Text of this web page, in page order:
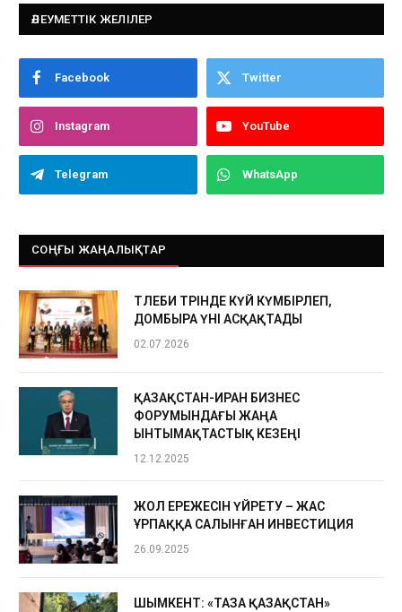
ӘЛЕУМЕТТІК ЖЕЛІЛЕР
Facebook Twitter
Instagram YouTube
Telegram WhatsApp
СОҢҒЫ ЖАҢАЛЫҚТАР
ТӨЛЕБИ ТӨРІНДЕ КҮЙ КҮМБІРЛЕП,
ДОМБЫРА ҮНІ АСҚАҚТАДЫ
02.07.2026
ҚАЗАҚСТАН-ИРАН БИЗНЕС
ФОРУМЫНДАҒЫ ЖАҢА
ЫНТЫМАҚТАСТЫҚ КЕЗЕҢІ
12.12.2025
ЖОЛ ЕРЕЖЕСІН ҮЙРЕТУ – ЖАС
ҰРПАҚҚА САЛЫНҒАН ИНВЕСТИЦИЯ
26.09.2025
ШЫМКЕНТ: «ТАЗА ҚАЗАҚСТАН»